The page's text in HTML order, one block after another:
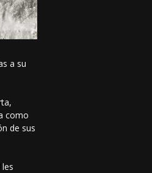
a su
como
de sus